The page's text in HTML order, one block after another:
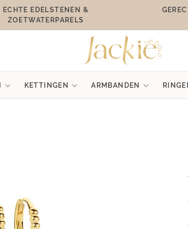
ECHTE EDELSTENEN &
ZOETWATERPARELS
KETTINGEN ARMBANDEN